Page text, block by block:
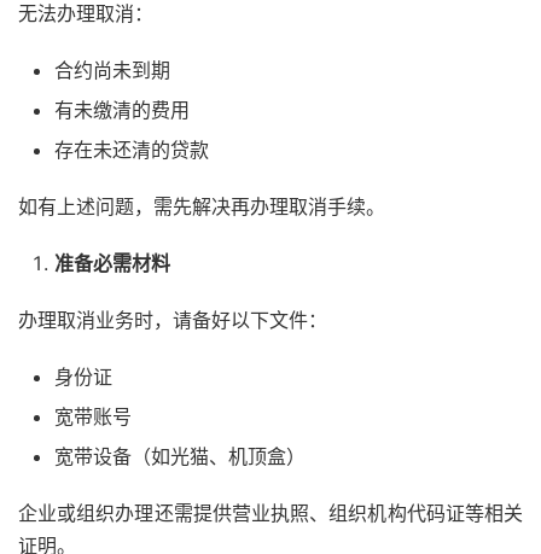
无法办理取消：
合约尚未到期
有未缴清的费用
存在未还清的贷款
如有上述问题，需先解决再办理取消手续。
准备必需材料
办理取消业务时，请备好以下文件：
身份证
宽带账号
宽带设备（如光猫、机顶盒）
企业或组织办理还需提供营业执照、组织机构代码证等相关
证明。